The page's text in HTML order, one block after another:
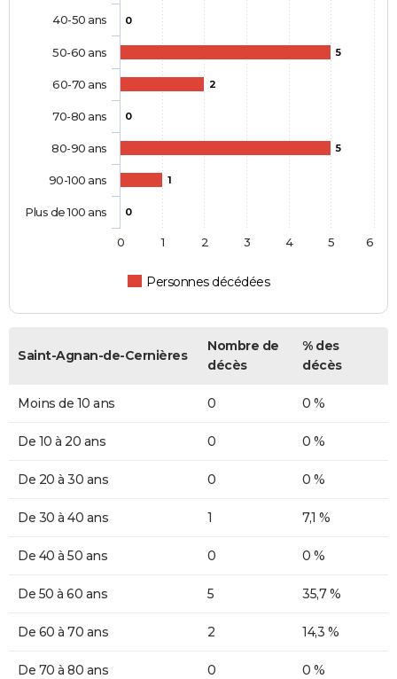
0
5
2
0
5
1
0
Personnes décédées
40-50 ans
50-60 ans
60-70 ans
70-80 ans
80-90 ans
90-100 ans
Plus de 100 ans
0 1 2 3 4 5 6
Saint-Agnan-de-Cernières
Nombre de
décès
% des
décès
Moins de 10 ans 0 0 %
De 10 à 20 ans 0 0 %
De 20 à 30 ans 0 0 %
De 30 à 40 ans 1 7,1 %
De 40 à 50 ans 0 0 %
De 50 à 60 ans 5 35,7 %
De 60 à 70 ans 2 14,3 %
De 70 à 80 ans 0 0 %